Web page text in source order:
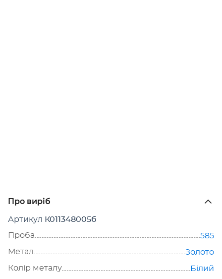
Про виріб
Артикул К011348005б
Проба
585
Метал
Золото
Колір металу
Білий